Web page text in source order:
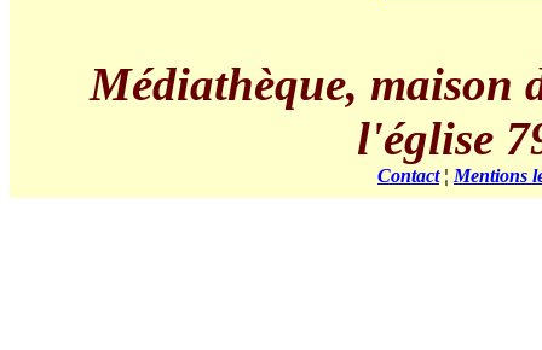
Médiathèque, maison
l'église
Contact¦ Mentions